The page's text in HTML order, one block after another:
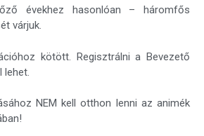
évekhez hasonlóan – háromfős
várjuk.
kötött. Regisztrálni a Bevezető
lehet.
NEM kell otthon lenni az animék